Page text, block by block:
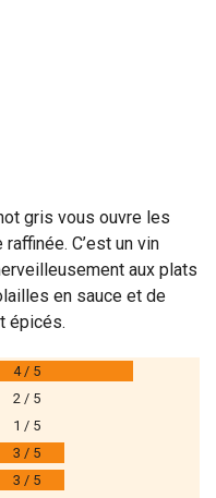
gris vous ouvre les
C’est un vin
aux plats
en sauce et de
épicés.
4 / 5
2 / 5
1 / 5
3 / 5
3 / 5